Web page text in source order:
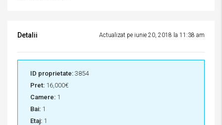
Detalii Actualizat pe iunie 20, 2018 la 11:38 am
ID proprietate: 3854
Pret: 16,000€
Camere: 1
Bai: 1
Etaj: 1